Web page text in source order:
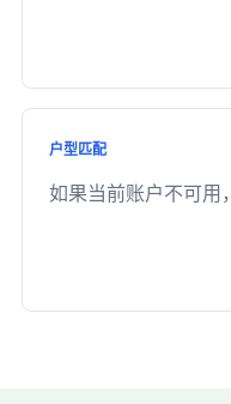
户型匹配
如果当前账户不可用